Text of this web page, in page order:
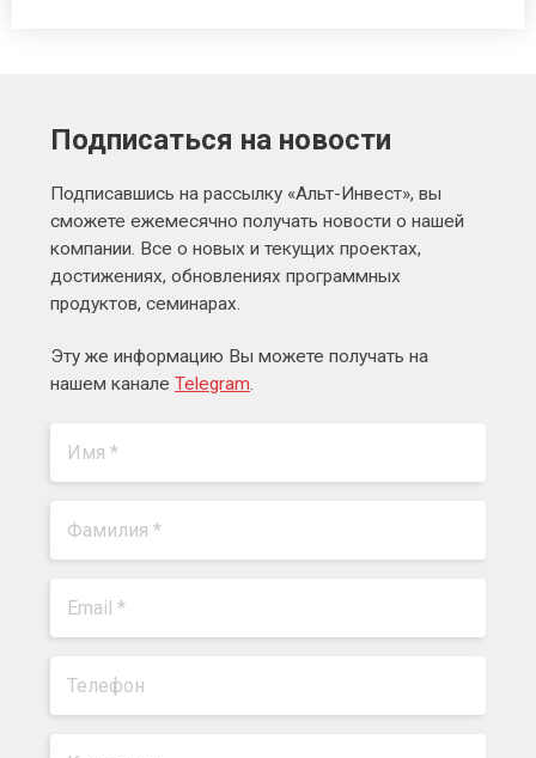
Подписаться на новости
Подписавшись на рассылку «Альт-Инвест», вы
сможете ежемесячно получать новости о нашей
компании. Все о новых и текущих проектах,
достижениях, обновлениях программных
продуктов, семинарах.
Эту же информацию Вы можете получать на
нашем канале Telegram.